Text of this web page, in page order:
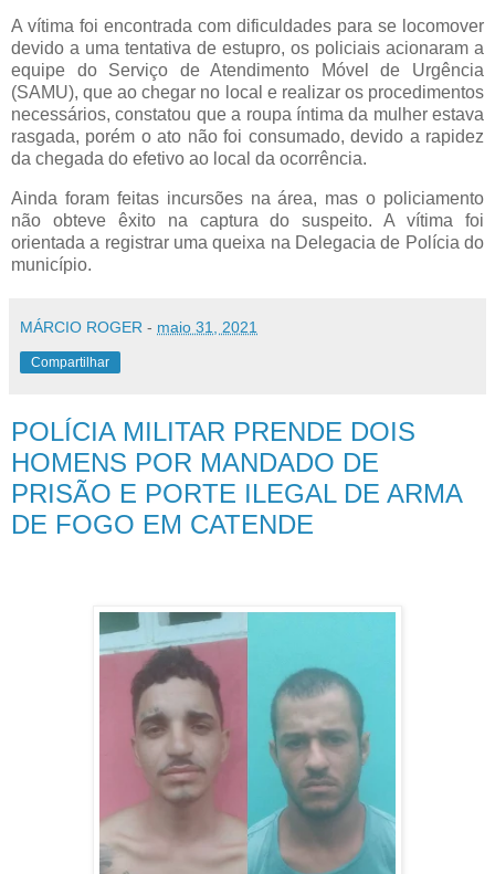
A vítima foi encontrada com dificuldades para se locomover
devido a uma tentativa de estupro, os policiais acionaram a
equipe do Serviço de Atendimento Móvel de Urgência
(SAMU), que ao chegar no local e realizar os procedimentos
necessários, constatou que a roupa íntima da mulher estava
rasgada, porém o ato não foi consumado, devido a rapidez
da chegada do efetivo ao local da ocorrência.
Ainda foram feitas incursões na área, mas o policiamento
não obteve êxito na captura do suspeito. A vítima foi
orientada a registrar uma queixa na Delegacia de Polícia do
município.
MÁRCIO ROGER - maio 31, 2021
Compartilhar
POLÍCIA MILITAR PRENDE DOIS
HOMENS POR MANDADO DE
PRISÃO E PORTE ILEGAL DE ARMA
DE FOGO EM CATENDE